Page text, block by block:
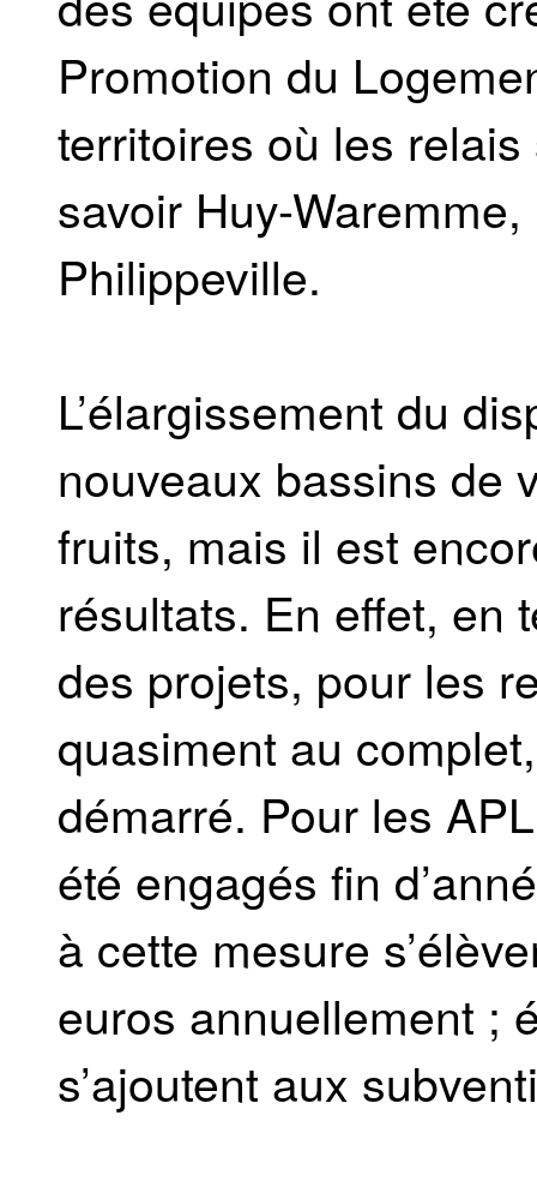
Promotion du
territoires où les
savoir Huy-
Philippeville.
L’élargissement du
nouveaux bassins de
fruits, mais il est
résultats. En effet, en
des projets, pour les
quasiment au
démarré. Pour les
été engagés fin
à cette mesure
euros annuellement ;
s’ajoutent aux